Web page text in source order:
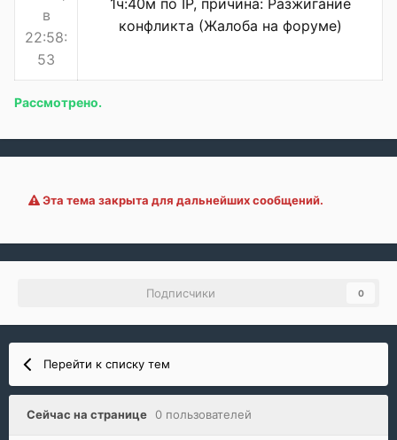
в
22:58:
53
конфликта (Жалоба на форуме)
Рассмотрено.
Эта тема закрыта для дальнейших сообщений.
Подписчики 0
Перейти к списку тем
Сейчас на странице 0 пользователей